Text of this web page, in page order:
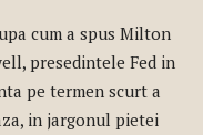
cum a spus Milton
presedintele Fed in
pe termen scurt a
in jargonul pietei